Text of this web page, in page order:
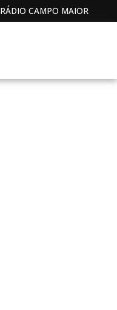
RÁDIO CAMPO MAIOR